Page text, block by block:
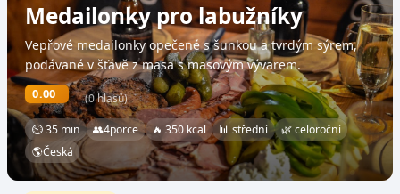
Medailonky pro labužníky
Vepřové medailonky opečené s šunkou a tvrdým sýrem,
podávané v šťávě z masa s masovým vývarem.
0.00 (0 hlasů)
⏲ 35 min 👥4porce 🔥 350 kcal 📊 střední
🌿 celoroční
🌎Česká